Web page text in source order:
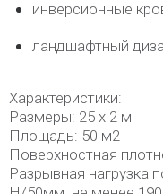
инверсионные
ландшафтный
Характеристики:
Размеры: 25 х 2 м
Площадь: 50 м2
Поверхностная
Разрывная нагрузка